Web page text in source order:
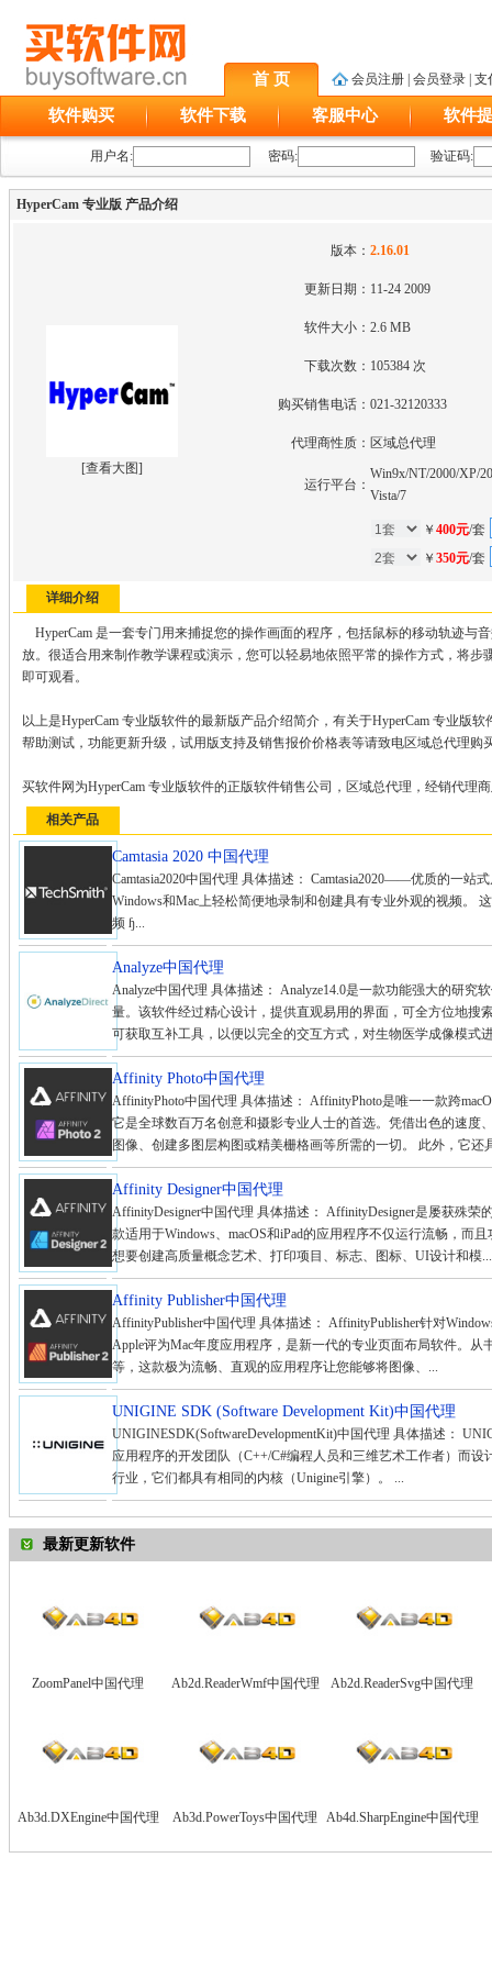
首 页 会员注册 会员登录 支
软件购买 软件下载 客服中心 软件
用户名: 密码: 验证码:
HyperCam 专业版 产品介绍
[查看大图]
版本：2.16.01
更新日期： 11-24 2009
软件大小：2.6 MB
下载次数： 105384 次
购买销售电话：021-32120333
代理商性质： 区域总代理
运行平台：
Win9x/NT/2000/XP/
Vista/7
￥400元/套
￥350元/套
详细介绍
HyperCam 是一套专门用来捕捉您的操作画面的程序，包括鼠标的移动轨迹与
放。很适合用来制作教学课程或演示，您可以轻易地依照平常的操作方式，将
即可观看。
以上是HyperCam 专业版软件的最新版产品介绍简介，有关于HyperCam 专业版
帮助测试，功能更新升级，试用版支持及销售报价价格表等请致电区域总代理购
买软件网为HyperCam 专业版软件的正版软件销售公司，区域总代理，经销代理
相关产品
Camtasia 2020 中国代理
Camtasia2020中国代理 具体描述： Camtasia2020——优质的一站
Windows和Mac上轻松简便地录制和创建具有专业外观的视频。
频 ɧ...
Analyze中国代理
Analyze中国代理 具体描述： Analyze14.0是一款功能强大的研究
量。该软件经过精心设计，提供直观易用的界面，可全方位地搜
可获取互补工具，以便以完全的交互方式，对生物医学成像模式
Affinity Photo中国代理
AffinityPhoto中国代理 具体描述： AffinityPhoto是唯一一款跨
它是全球数百万名创意和摄影专业人士的首选。凭借出色的速度
图像、创建多图层构图或精美栅格画等所需的一切。 此外，它还
Affinity Designer中国代理
AffinityDesigner中国代理 具体描述： AffinityDesigner是屡获殊
款适用于Windows、macOS和iPad的应用程序不仅运行流畅，而
想要创建高质量概念艺术、打印项目、标志、图标、UI设计和模...
Affinity Publisher中国代理
AffinityPublisher中国代理 具体描述： AffinityPublisher针对
Apple评为Mac年度应用程序，是新一代的专业页面布局软件。
等，这款极为流畅、直观的应用程序让您能够将图像、...
UNIGINE SDK (Software Development Kit)中国代理
UNIGINESDK(SoftwareDevelopmentKit)中国代理 具体描述：
应用程序的开发团队（C++/C#编程人员和三维艺术工作者）而
行业，它们都具有相同的内核（Unigine引擎）。 ...
最新更新软件
ZoomPanel中国代理 Ab2d.ReaderWmf中国代理 Ab2d.ReaderSvg中国代理
Ab3d.DXEngine中国代理 Ab3d.PowerToys中国代理 Ab4d.SharpEngine中国代理